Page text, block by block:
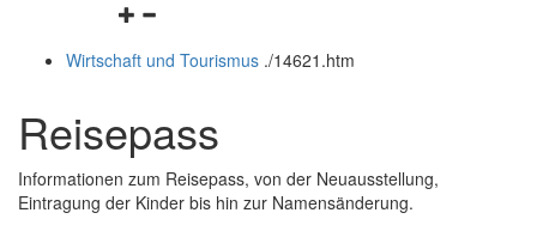
Navigationsmenü
und
Wirtschaft und Tourismus ./14621.htm
Reisepass
Informationen zum Reisepass, von der Neuausstellung,
Eintragung der Kinder bis hin zur Namensänderung.